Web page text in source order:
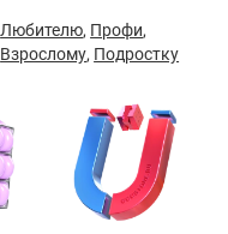
Любителю, Профи,
Взрослому, Подростку